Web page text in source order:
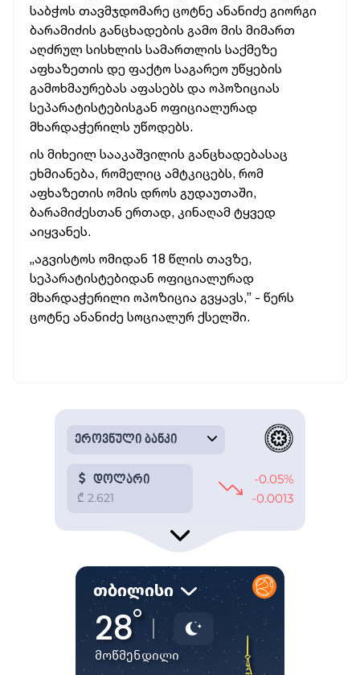
საბჭოს თავმჯდომარე ცოტნე ანანიძე გიორგი
ბარამიძის განცხადების გამო მის მიმართ
აღძრულ სისხლის სამართლის საქმეზე
აფხაზეთის დე ფაქტო საგარეო უწყების
გამოხმაურებას აფასებს და ოპოზიციას
სეპარატისტებისგან ოფიციალურად
მხარდაჭერილს უწოდებს.
ის მიხეილ სააკაშვილის განცხადებასაც
ეხმიანება, რომელიც ამტკიცებს, რომ
აფხაზეთის ომის დროს გუდაუთაში,
ბარამიძესთან ერთად, კინაღამ ტყვედ
აიყვანეს.
„აგვისტოს ომიდან 18 წლის თავზე,
სეპარატისტებიდან ოფიციალურად
მხარდაჭერილი ოპოზიცია გვყავს,” - წერს
ცოტნე ანანიძე სოციალურ ქსელში.